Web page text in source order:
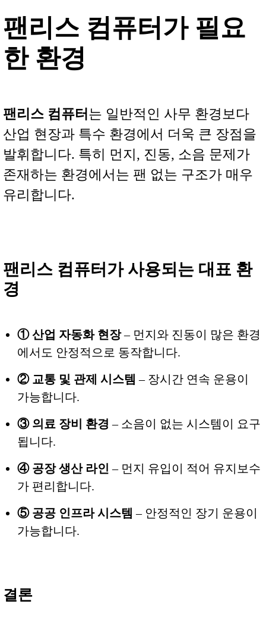
팬리스 컴퓨터가 필요
한 환경
팬리스 컴퓨터 는 일반적인 사무 환경보다
산업 현장과 특수 환경에서 더욱 큰 장점을
발휘합니다. 특히 먼지, 진동, 소음 문제가
존재하는 환경에서는 팬 없는 구조가 매우
유리합니다.
팬리스 컴퓨터가 사용되는 대표 환
경
① 산업 자동화 현장– 먼지와 진동이 많은 환경
에서도 안정적으로 동작합니다.
② 교통 및 관제 시스템 – 장시간 연속 운용이
가능합니다.
③ 의료 장비 환경 – 소음이 없는 시스템이 요구
됩니다.
④ 공장 생산 라인 – 먼지 유입이 적어 유지보수
가 편리합니다.
⑤ 공공 인프라 시스템 – 안정적인 장기 운용이
가능합니다.
결론